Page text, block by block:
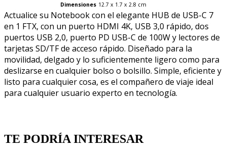
Dimensiones 12.7 x 1.7 x 2.8 cm
Actualice su Notebook con el elegante HUB de USB-C 7
en 1 FTX, con un puerto HDMI 4K, USB 3,0 rápido, dos
puertos USB 2,0, puerto PD USB-C de 100W y lectores de
tarjetas SD/TF de acceso rápido. Diseñado para la
movilidad, delgado y lo suficientemente ligero como para
deslizarse en cualquier bolso o bolsillo. Simple, eficiente y
listo para cualquier cosa, es el compañero de viaje ideal
para cualquier usuario experto en tecnología.
TE PODRÍA INTERESAR